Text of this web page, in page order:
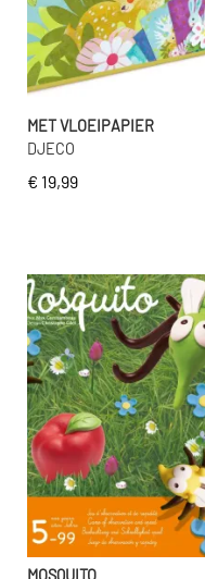
MET VLOEIPAPIER
DJECO
€ 19,99
MOSQUITO